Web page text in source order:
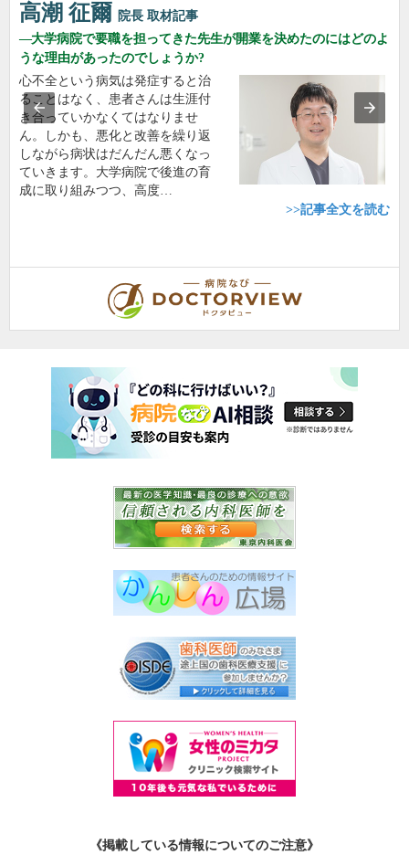
高潮 征爾 院長 取材記事
大学病院で要職を担ってきた先生が開業を決めたのにはどのよ
うな理由があったのでしょうか?
心不全という病気は発症すると治
ることはなく、患者さんは生涯付
き合っていかなくてはなりませ
ん。しかも、悪化と改善を繰り返
しながら病状はだんだん悪くなっ
ていきます。大学病院で後進の育
成に取り組みつつ、高度…
>>記事全文を読む
《掲載している情報についてのご注意》